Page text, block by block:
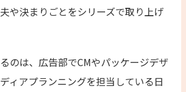
や決まりごとをシリーズで取り上げ
のは、広告部でCMやパッケージデザ
ィアプランニングを担当している日